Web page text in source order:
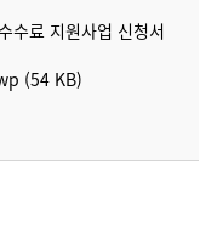
수료 지원사업 신청서
(54 KB)